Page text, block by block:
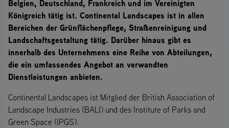
Belgien, Deutschland, Frankreich und im Vereinigten
Königreich tätig ist. Continental Landscapes ist in allen
Bereichen der Grünflächenpflege, Straßenreinigung und
Landschaftsgestaltung tätig. Darüber hinaus gibt es
innerhalb des Unternehmens eine Reihe von Abteilungen,
die ein umfassendes Angebot an verwandten
Dienstleistungen anbieten.
Continental Landscapes ist Mitglied der British Association of
Landscape Industries (BALI) und des Institute of Parks and
Green Space (IPGS).